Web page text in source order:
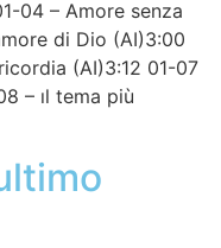
04 – Amore senza
di Dio (AI)3:00
(AI)3:12 01-07
– ıl tema più